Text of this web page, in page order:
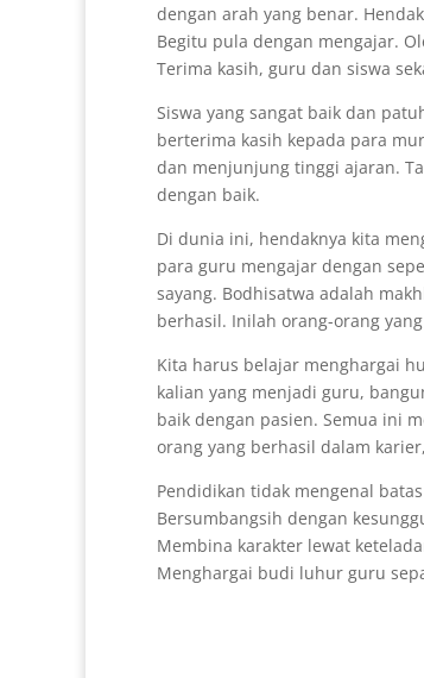
dengan arah yang benar.
Begitu pula dengan mengajar.
Terima kasih, guru dan siswa
Siswa yang sangat baik dan
berterima kasih kepada para
dan menjunjung tinggi ajaran.
dengan baik.
Di dunia ini, hendaknya kita
para guru mengajar dengan
sayang. Bodhisatwa adalah
berhasil. Inilah orang-orang
Kita harus belajar menghargai
kalian yang menjadi guru,
baik dengan pasien. Semua ini
orang yang berhasil dalam
Pendidikan tidak mengenal
Bersumbangsih dengan
Membina karakter lewat
Menghargai budi luhur guru